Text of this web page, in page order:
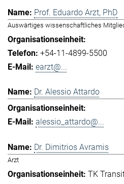
Prof. Eduardo Arzt, PhD
Auswärtiges wissenschaftliches
+54-11-4899-5500
earzt@...
Dr. Alessio Attardo
alessio_attardo@...
Dr. Dimitrios Avramis
Arzt
TK